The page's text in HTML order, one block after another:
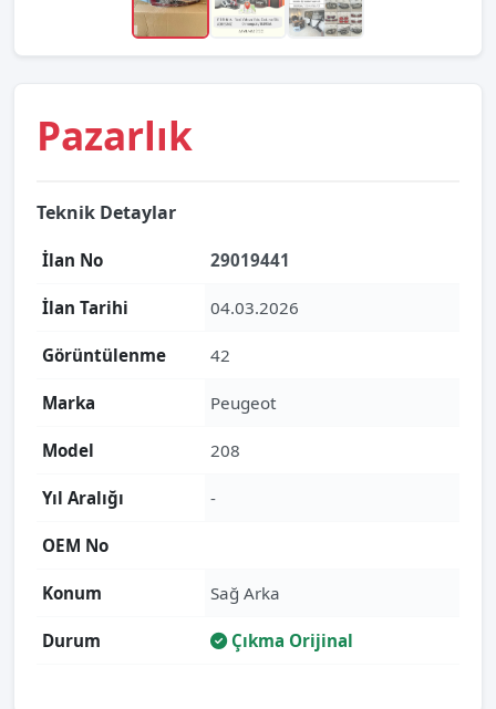
Pazarlık
Teknik Detaylar
İlan No 29019441
İlan Tarihi 04.03.2026
Görüntülenme 42
Marka Peugeot
Model 208
Yıl Aralığı -
OEM No
Konum Sağ Arka
Durum Çıkma Orijinal